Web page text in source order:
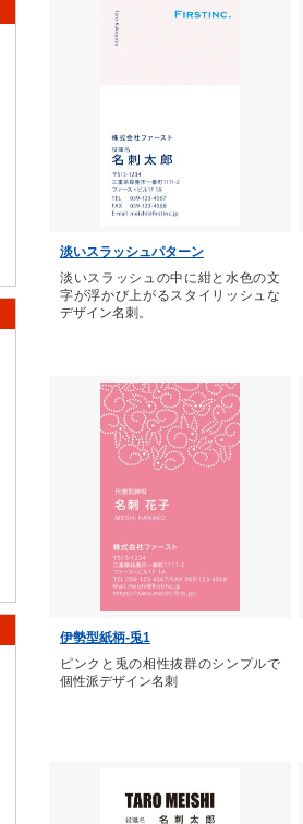
淡いスラッシュパターン
淡いスラッシュの中に紺と水色の文
字が浮かび上がるスタイリッシュな
デザイン名刺。
伊勢型紙柄-兎1
ピンクと兎の相性抜群のシンプルで
個性派デザイン名刺